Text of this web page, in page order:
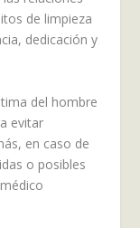
de limpieza
dedicación y
del hombre
evitar
en caso de
o posibles